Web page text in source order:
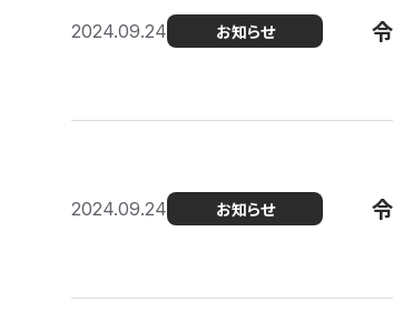
2024.09.24 お知らせ
2024.09.24 お知らせ